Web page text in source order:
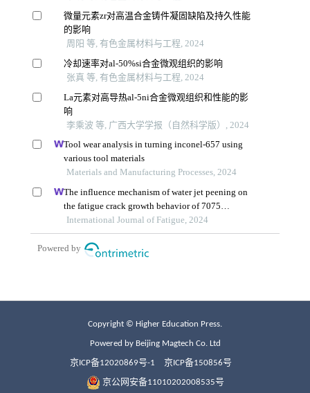
Copyright © Higher Education Press.
Powered by Beijing Magtech Co. Ltd
京ICP备12020869号-1 京ICP备150856号
京公网安备11010202008535号